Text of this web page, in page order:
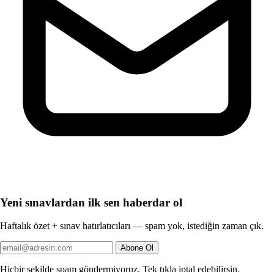
Yeni sınavlardan ilk sen haberdar ol
Haftalık özet + sınav hatırlatıcıları — spam yok, istediğin zaman çık.
Abone Ol
Hiçbir şekilde spam göndermiyoruz. Tek tıkla iptal edebilirsin.